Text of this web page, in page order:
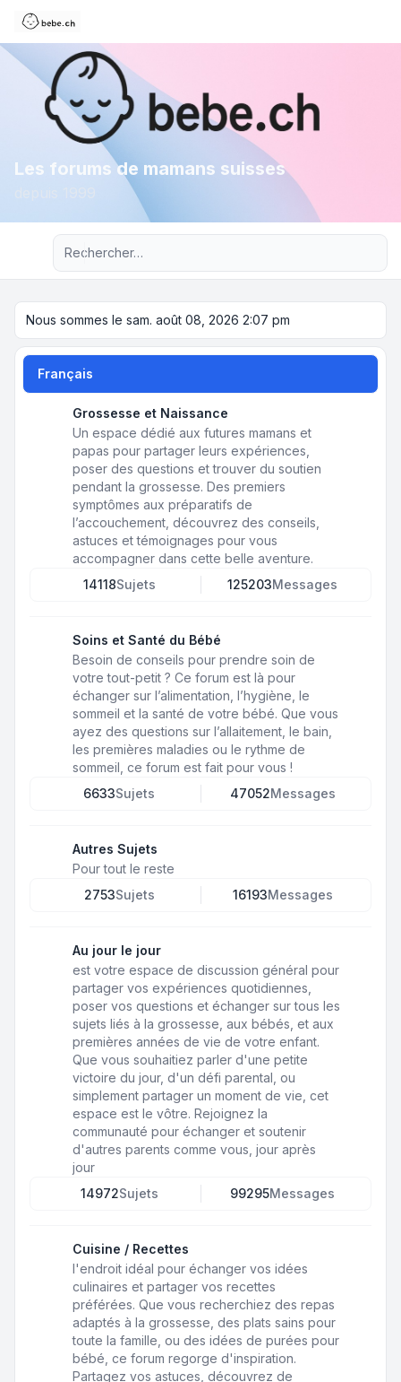
Les forums de mamans suisses
Recherche avancée
Nous sommes le sam. août 08, 2026 2:07 pm
Français
Grossesse et Naissance
Un espace dédié aux futures mamans et
papas pour partager leurs expériences,
poser des questions et trouver du soutien
pendant la grossesse. Des premiers
symptômes aux préparatifs de
l’accouchement, découvrez des conseils,
astuces et témoignages pour vous
accompagner dans cette belle aventure.
14118Sujets 125203Messages
Soins et Santé du Bébé
Besoin de conseils pour prendre soin de
votre tout-petit ? Ce forum est là pour
échanger sur l’alimentation, l’hygiène, le
sommeil et la santé de votre bébé. Que vous
ayez des questions sur l’allaitement, le bain,
les premières maladies ou le rythme de
sommeil, ce forum est fait pour vous !
6633Sujets 47052Messages
Autres Sujets
Pour tout le reste
2753Sujets 16193Messages
Au jour le jour
est votre espace de discussion général pour
partager vos expériences quotidiennes,
poser vos questions et échanger sur tous les
sujets liés à la grossesse, aux bébés, et aux
premières années de vie de votre enfant.
Que vous souhaitiez parler d'une petite
victoire du jour, d'un défi parental, ou
simplement partager un moment de vie, cet
espace est le vôtre. Rejoignez la
communauté pour échanger et soutenir
d'autres parents comme vous, jour après
jour
14972Sujets 99295Messages
Cuisine / Recettes
l'endroit idéal pour échanger vos idées
culinaires et partager vos recettes
préférées. Que vous recherchiez des repas
adaptés à la grossesse, des plats sains pour
toute la famille, ou des idées de purées pour
bébé, ce forum regorge d'inspiration.
Partagez vos astuces, découvrez de